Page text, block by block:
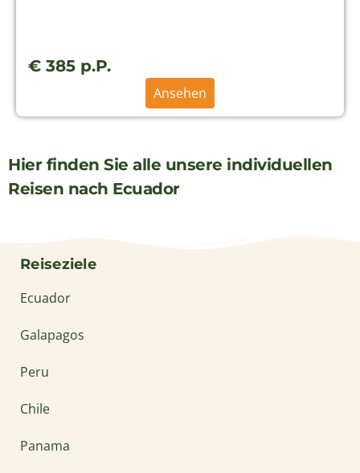
€ 385 p.P.
Ansehen
Hier finden Sie alle unsere individuellen
Reisen nach Ecuador
Reiseziele
Ecuador
Galapagos
Peru
Chile
Panama